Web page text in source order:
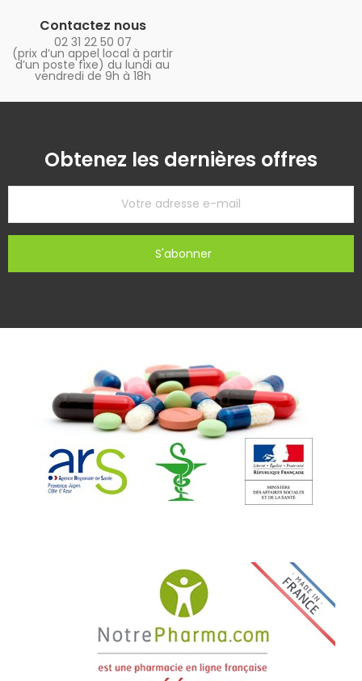
Contactez nous
02 31 22 50 07
(prix d’un appel local à partir
d’un poste fixe) du lundi au
vendredi de 9h à 18h
Obtenez les dernières offres
S'abonner